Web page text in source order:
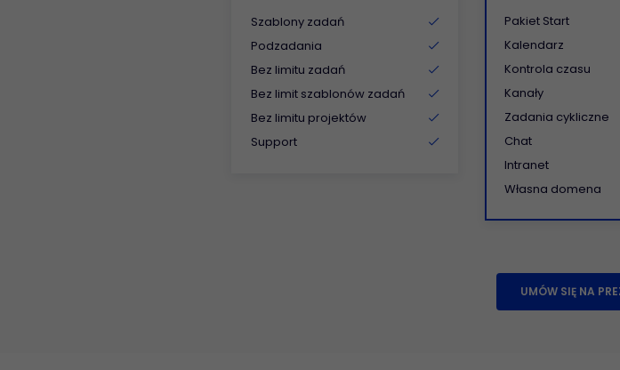
Szablony zadań
Podzadania
Bez limitu zadań
Bez limit szablonów zadań
Bez limitu projektów
Support
Pakiet Start
Kalendarz
Kontrola czasu
Kanały
Zadania cykliczne
Chat
Intranet
Własna domena
UMÓW SIĘ NA